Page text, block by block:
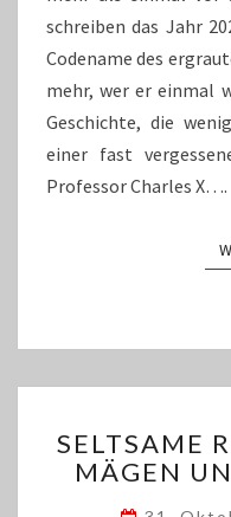
schreiben das Jahr
Codename des
mehr, wer er einmal
Geschichte, die
einer fast
Professor Charles X….
SELTSAME
MÄGEN